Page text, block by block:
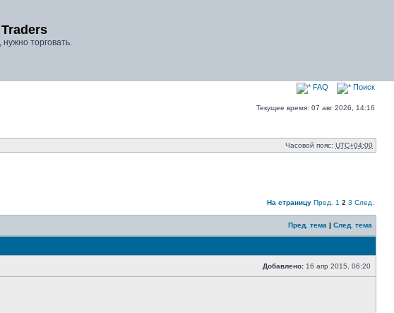
нужно торговать.
FAQ Поиск
Текущее время: 07 авг 2026, 14:16
Часовой пояс: UTC+04:00
На страницу Пред. 1 2 3 След.
Пред. тема | След. тема
Сообщение
Добавлено: 16 апр 2015, 06:20